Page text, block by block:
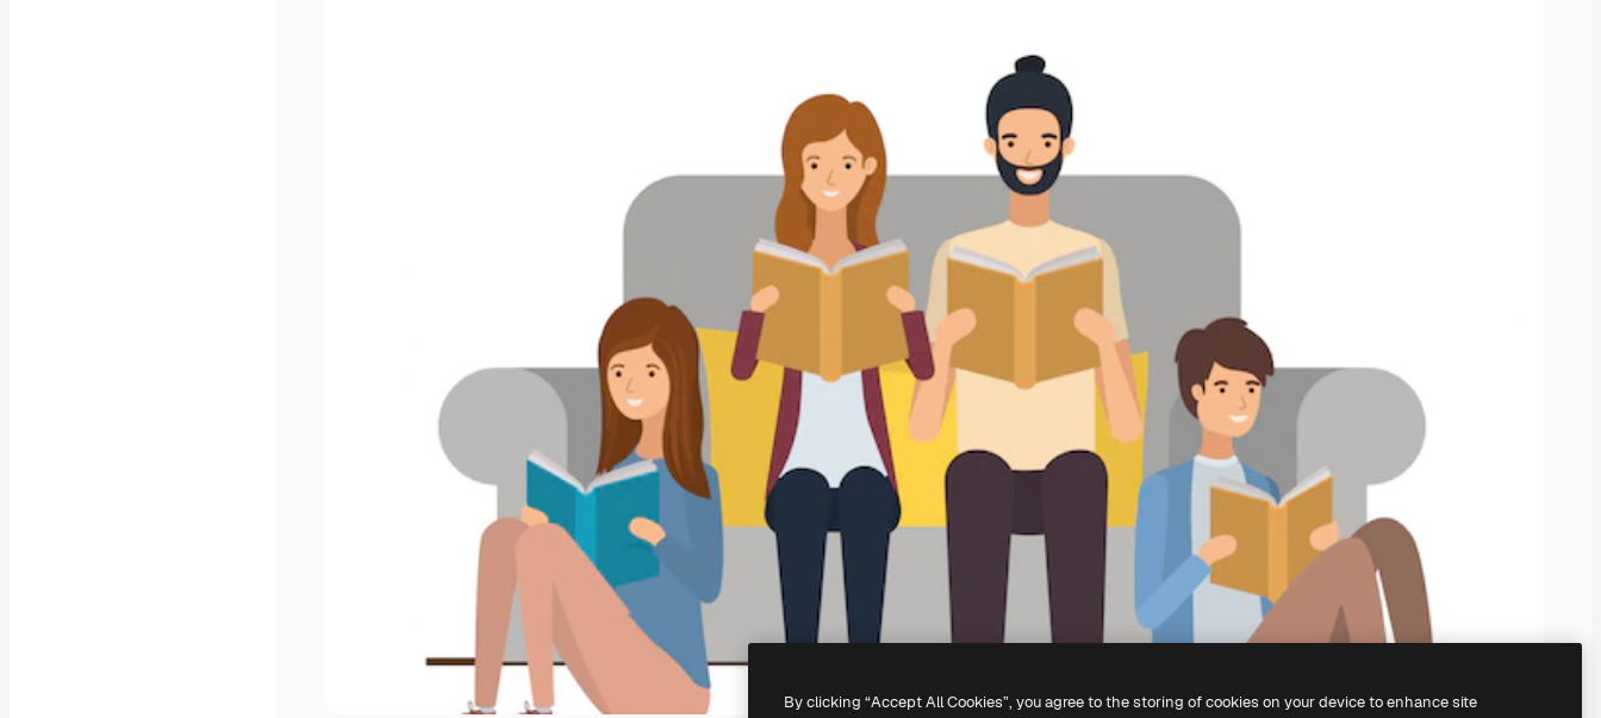
By clicking “Accept All Cookies”, you agree to the storing of cookies on your device to enhance site